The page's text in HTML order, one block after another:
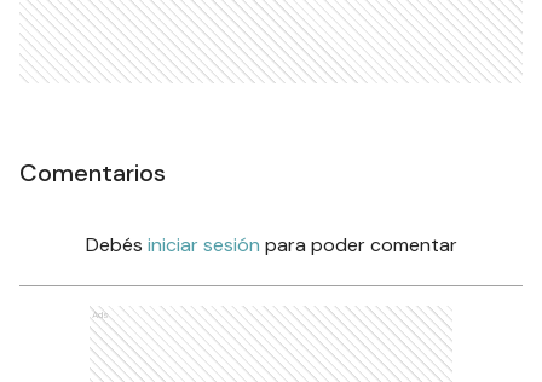
Comentarios
Debés iniciar sesión para poder comentar
Ads